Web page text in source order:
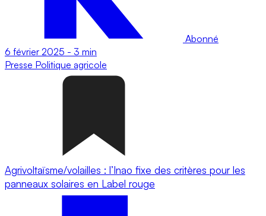
Abonné
6 février 2025 - 3 min
Presse Politique agricole
Agrivoltaïsme/volailles : l’Inao fixe des critères pour les
panneaux solaires en Label rouge